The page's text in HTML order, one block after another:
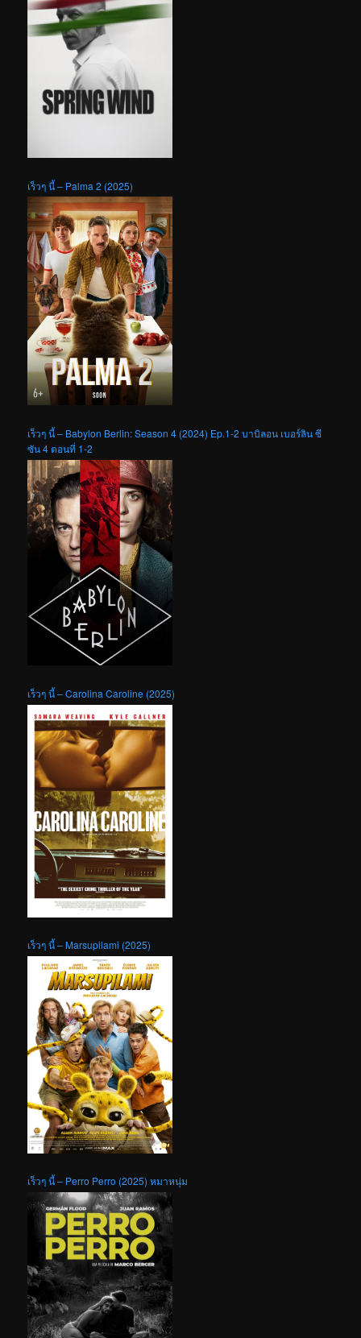
เร็วๆ นี้ – Palma 2 (2025)
เร็วๆ นี้ – Babylon Berlin: Season 4 (2024) Ep.1-2 บาบิลอน เบอร์ลิน ซี
ซัน 4 ตอนที่ 1-2
เร็วๆ นี้ – Carolina Caroline (2025)
เร็วๆ นี้ – Marsupilami (2025)
เร็วๆ นี้ – Perro Perro (2025) หมาหนุ่ม